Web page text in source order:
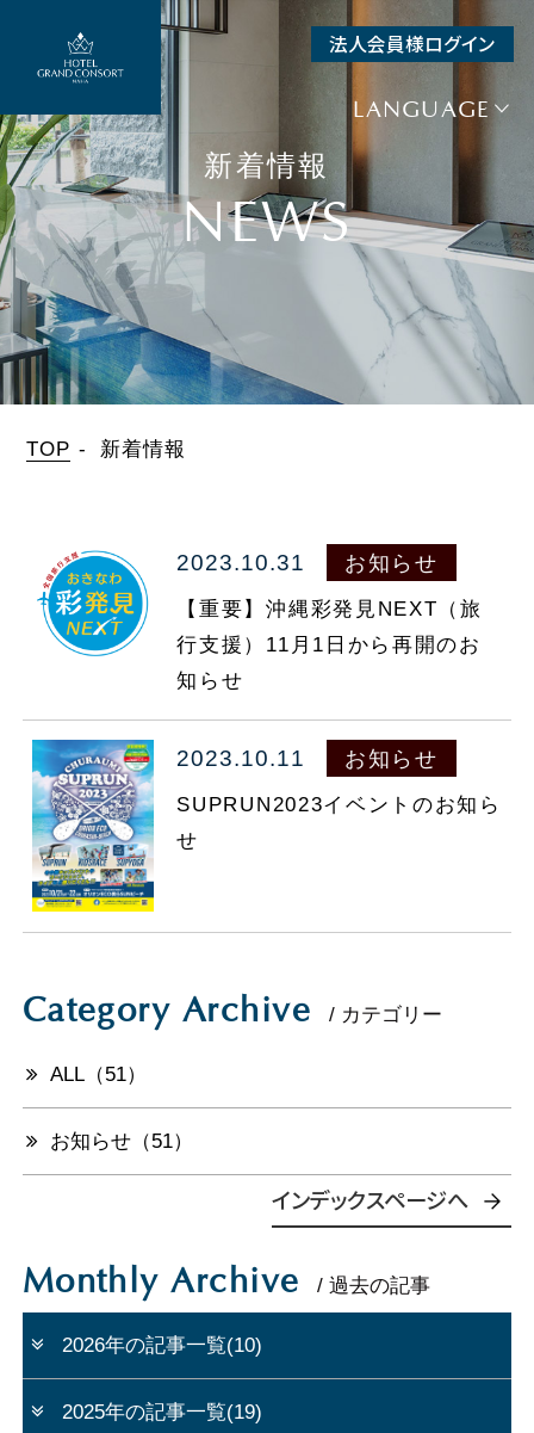
法人会員様ログイン
LANGUAGE
新着情報
NEWS
TOP 新着情報
2023.10.31 お知らせ
【重要】沖縄彩発見NEXT（旅
行支援）11月1日から再開のお
知らせ
2023.10.11 お知らせ
SUPRUN2023イベントのお知ら
せ
Category Archive / カテゴリー
ALL（51）
お知らせ（51）
インデックスページへ
Monthly Archive / 過去の記事
2026年の記事一覧(10)
2025年の記事一覧(19)
宿泊予約
航空券＋宿泊
+ レンタカー＋宿泊
チェックイン 日付未定
泊数
泊
人数（1室）
TEL.098-860-5577
マイページ
お部屋で探す
法人会員様ログイン